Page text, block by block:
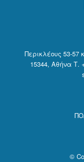
Περικλέους 53-
15344, ΑθήναΤ.
©